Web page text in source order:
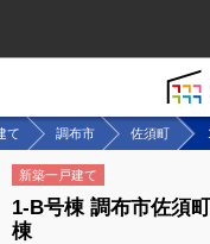
て 調布市 佐須町
新築一戸建て
1-B号棟 調布市佐
棟